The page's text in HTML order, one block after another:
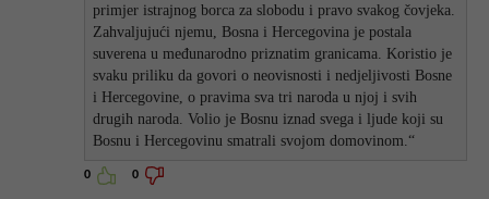
primjer istrajnog borca za slobodu i pravo svakog čovjeka.
Zahvaljujući njemu, Bosna i Hercegovina je postala
suverena u međunarodno priznatim granicama. Koristio je
svaku priliku da govori o neovisnosti i nedjeljivosti Bosne
i Hercegovine, o pravima sva tri naroda u njoj i svih
drugih naroda. Volio je Bosnu iznad svega i ljude koji su
Bosnu i Hercegovinu smatrali svojom domovinom.“
0 0